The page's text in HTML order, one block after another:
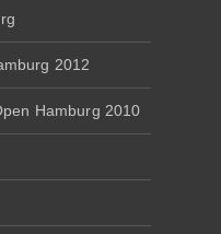
2012
Hamburg 2010